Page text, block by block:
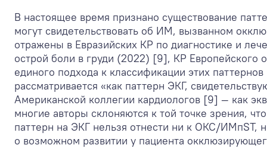
В настоящее время признано существование
могут свидетельствовать об ИМ, вызванном
отражены в Евразийских КР по диагностике и
острой боли в груди (2022) [9], КР
единого подхода к классификации этих
рассматривается «как паттерн ЭКГ,
Американской коллегии кардиологов [9] — как
многие авторы склоняются к той точке зрения,
паттерн на ЭКГ нельзя отнести ни к ОКС/
о возможном развитии у пациента